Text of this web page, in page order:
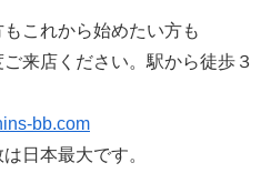
これから始めたい方も
来店ください。駅から徒歩３
bb.com
日本最大です。